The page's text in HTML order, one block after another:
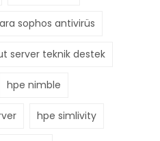
sophos antivirüs
server teknik destek
hpe nimble
hpe simlivity